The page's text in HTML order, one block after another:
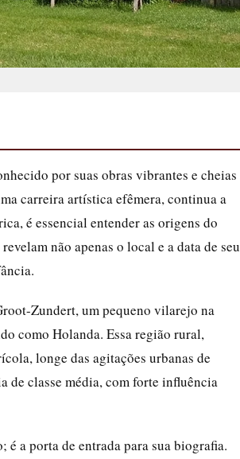
por suas obras vibrantes e cheias
carreira artística efêmera, continua a
é essencial entender as origens do
não apenas o local e a data de seu
Zundert, um pequeno vilarejo na
como Holanda. Essa região rural,
longe das agitações urbanas de
de classe média, com forte influência
a porta de entrada para sua biografia.